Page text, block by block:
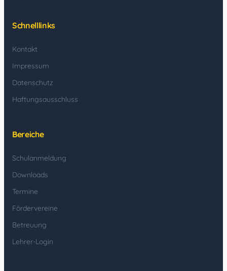
Schnelllinks
Kontakt
Impressum
Datenschutz
Haftungsausschluss
Bereiche
Schulanmeldung
Downloads
Termine
Fördervereine
Betreuung
Lehrer-Login